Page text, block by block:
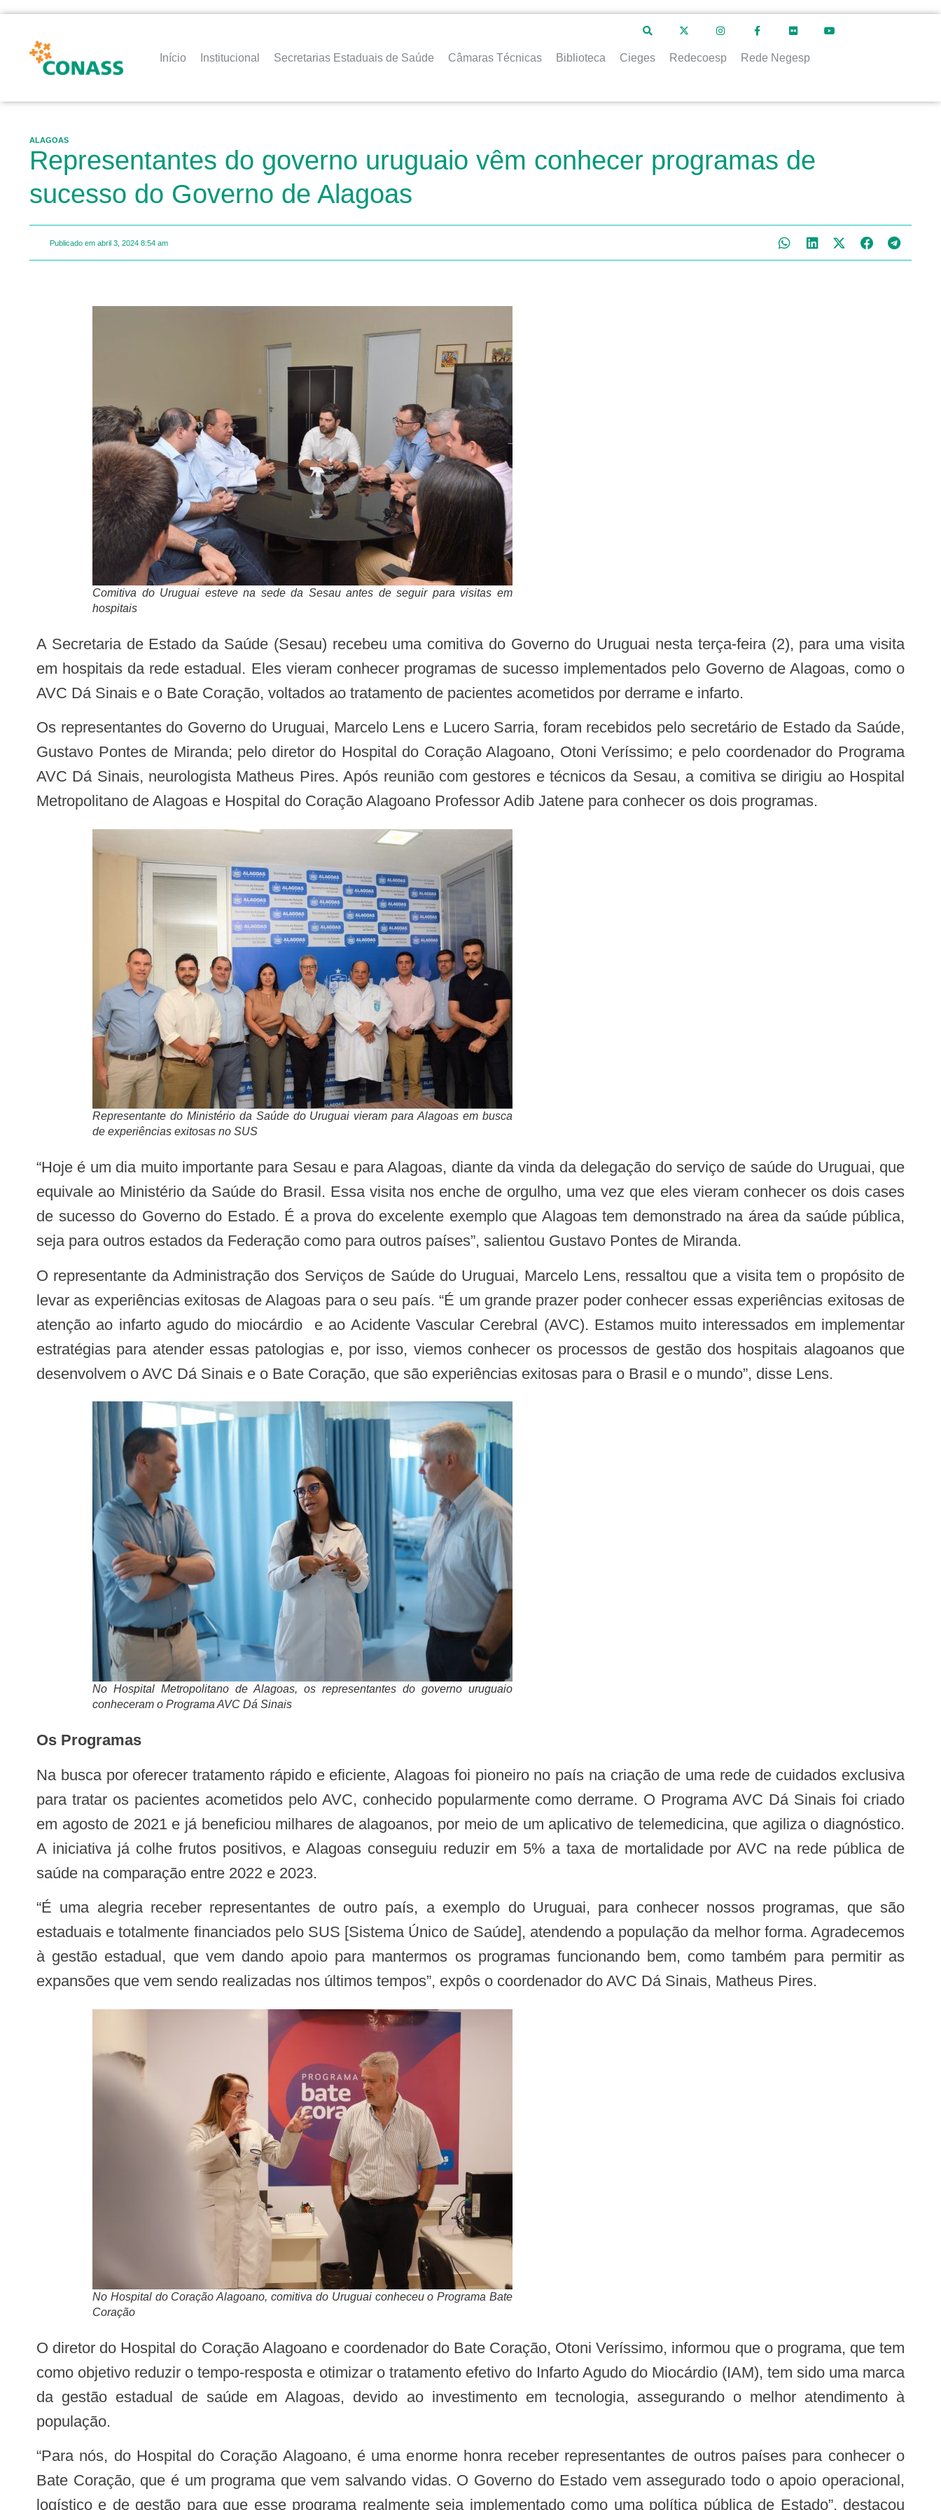
Início Institucional Secretarias Estaduais de Saúde Câmaras Técnicas Biblioteca Cieges Redecoesp Rede Negesp
ALAGOAS
Representantes do governo uruguaio vêm conhecer programas de
sucesso do Governo de Alagoas
Publicado em abril 3, 2024 8:54 am
Comitiva do Uruguai esteve na sede da Sesau antes de seguir para visitas em
hospitais
A Secretaria de Estado da Saúde (Sesau) recebeu uma comitiva do Governo do Uruguai nesta terça-feira (2), para uma visita
em hospitais da rede estadual. Eles vieram conhecer programas de sucesso implementados pelo Governo de Alagoas, como o
AVC Dá Sinais e o Bate Coração, voltados ao tratamento de pacientes acometidos por derrame e infarto.
Os representantes do Governo do Uruguai, Marcelo Lens e Lucero Sarria, foram recebidos pelo secretário de Estado da Saúde,
Gustavo Pontes de Miranda; pelo diretor do Hospital do Coração Alagoano, Otoni Veríssimo; e pelo coordenador do Programa
AVC Dá Sinais, neurologista Matheus Pires. Após reunião com gestores e técnicos da Sesau, a comitiva se dirigiu ao Hospital
Metropolitano de Alagoas e Hospital do Coração Alagoano Professor Adib Jatene para conhecer os dois programas.
Representante do Ministério da Saúde do Uruguai vieram para Alagoas em busca
de experiências exitosas no SUS
“Hoje é um dia muito importante para Sesau e para Alagoas, diante da vinda da delegação do serviço de saúde do Uruguai, que
equivale ao Ministério da Saúde do Brasil. Essa visita nos enche de orgulho, uma vez que eles vieram conhecer os dois cases
de sucesso do Governo do Estado. É a prova do excelente exemplo que Alagoas tem demonstrado na área da saúde pública,
seja para outros estados da Federação como para outros países”, salientou Gustavo Pontes de Miranda.
O representante da Administração dos Serviços de Saúde do Uruguai, Marcelo Lens, ressaltou que a visita tem o propósito de
levar as experiências exitosas de Alagoas para o seu país. “É um grande prazer poder conhecer essas experiências exitosas de
atenção ao infarto agudo do miocárdio e ao Acidente Vascular Cerebral (AVC). Estamos muito interessados em implementar
estratégias para atender essas patologias e, por isso, viemos conhecer os processos de gestão dos hospitais alagoanos que
desenvolvem o AVC Dá Sinais e o Bate Coração, que são experiências exitosas para o Brasil e o mundo”, disse Lens.
No Hospital Metropolitano de Alagoas, os representantes do governo uruguaio
conheceram o Programa AVC Dá Sinais
Os Programas
Na busca por oferecer tratamento rápido e eficiente, Alagoas foi pioneiro no país na criação de uma rede de cuidados exclusiva
para tratar os pacientes acometidos pelo AVC, conhecido popularmente como derrame. O Programa AVC Dá Sinais foi criado
em agosto de 2021 e já beneficiou milhares de alagoanos, por meio de um aplicativo de telemedicina, que agiliza o diagnóstico.
A iniciativa já colhe frutos positivos, e Alagoas conseguiu reduzir em 5% a taxa de mortalidade por AVC na rede pública de
saúde na comparação entre 2022 e 2023.
“É uma alegria receber representantes de outro país, a exemplo do Uruguai, para conhecer nossos programas, que são
estaduais e totalmente financiados pelo SUS [Sistema Único de Saúde], atendendo a população da melhor forma. Agradecemos
à gestão estadual, que vem dando apoio para mantermos os programas funcionando bem, como também para permitir as
expansões que vem sendo realizadas nos últimos tempos”, expôs o coordenador do AVC Dá Sinais, Matheus Pires.
No Hospital do Coração Alagoano, comitiva do Uruguai conheceu o Programa Bate
Coração
O diretor do Hospital do Coração Alagoano e coordenador do Bate Coração, Otoni Veríssimo, informou que o programa, que tem
como objetivo reduzir o tempo-resposta e otimizar o tratamento efetivo do Infarto Agudo do Miocárdio (IAM), tem sido uma marca
da gestão estadual de saúde em Alagoas, devido ao investimento em tecnologia, assegurando o melhor atendimento à
população.
“Para nós, do Hospital do Coração Alagoano, é uma enorme honra receber representantes de outros países para conhecer o
Bate Coração, que é um programa que vem salvando vidas. O Governo do Estado vem assegurado todo o apoio operacional,
logístico e de gestão para que esse programa realmente seja implementado como uma política pública de Estado”, destacou